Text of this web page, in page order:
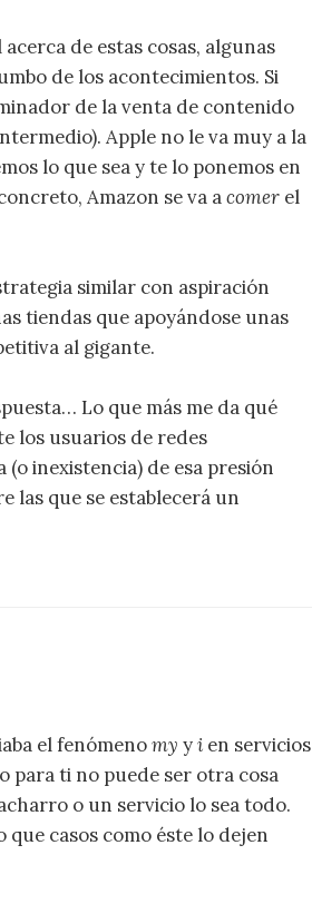
de estas cosas, algunas
de los acontecimientos. Si
de la venta de contenido
Apple no le va muy a la
lo que sea y te lo ponemos en
Amazon se va acomer el
similar con aspiración
tiendas que apoyándose unas
al gigante.
Lo que más me da qué
los usuarios de redes
inexistencia) de esa presión
las que se establecerá un
el fenómenomy yi en servicios
para ti no puede ser otra cosa
o un servicio lo sea todo.
que casos como éste lo dejen